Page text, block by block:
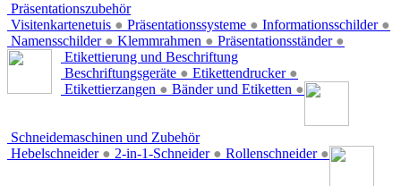
Präsentationszubehör
Visitenkartenetuis ● Präsentationssysteme ● Informationsschilder ●
Namensschilder ● Klemmrahmen ● Präsentationsständer ●
Etikettierung und Beschriftung
Beschriftungsgeräte ● Etikettendrucker ●
Etikettierzangen ● Bänder und Etiketten ●
Schneidemaschinen und Zubehör
Hebelschneider ● 2-in-1-Schneider ● Rollenschneider ●